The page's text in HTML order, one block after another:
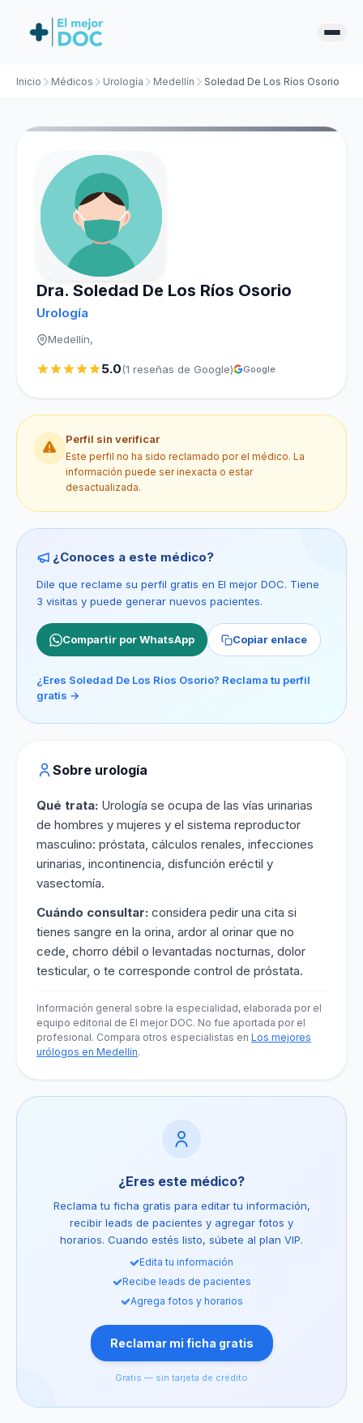
Inicio Médicos Urología Medellín Soledad De Los Ríos Osorio
Dra. Soledad De Los Ríos Osorio
Urología
Medellín,
5.0(1 reseñas de Google) Google
Perfil sin verificar
Este perfil no ha sido reclamado por el médico. La
información puede ser inexacta o estar
desactualizada.
¿Conoces a este médico?
Dile que reclame su perfil gratis en El mejor DOC. Tiene
3 visitas y puede generar nuevos pacientes.
Compartir por WhatsApp Copiar enlace
¿Eres Soledad De Los Ríos Osorio? Reclama tu perfil
gratis →
Sobre urología
Qué trata: Urología se ocupa de las vías urinarias
de hombres y mujeres y el sistema reproductor
masculino: próstata, cálculos renales, infecciones
urinarias, incontinencia, disfunción eréctil y
vasectomía.
Cuándo consultar: considera pedir una cita si
tienes sangre en la orina, ardor al orinar que no
cede, chorro débil o levantadas nocturnas, dolor
testicular, o te corresponde control de próstata.
Información general sobre la especialidad, elaborada por el
equipo editorial de El mejor DOC. No fue aportada por el
profesional. Compara otros especialistas en Los mejores
urólogos en Medellín.
¿Eres este médico?
Reclama tu ficha gratis para editar tu información,
recibir leads de pacientes y agregar fotos y
horarios. Cuando estés listo, súbete al plan VIP.
Edita tu información
Recibe leads de pacientes
Agrega fotos y horarios
Reclamar mi ficha gratis
Gratis — sin tarjeta de crédito